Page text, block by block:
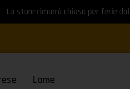
Lo store rimarrà chiuso per ferie
Lame